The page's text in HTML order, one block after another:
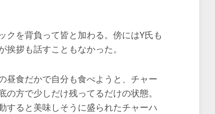
クを背負って皆と加わる。傍にはY氏も
拶も話すこともなかった。
昼食だかで自分も食べようと、チャー
方で少しだけ残ってるだけの状態。
すると美味しそうに盛られたチャーハ